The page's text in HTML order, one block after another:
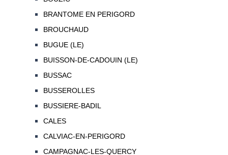
BRANTOME EN PERIGORD
BROUCHAUD
BUGUE (LE)
BUISSON-DE-CADOUIN (LE)
BUSSAC
BUSSEROLLES
BUSSIERE-BADIL
CALES
CALVIAC-EN-PERIGORD
CAMPAGNAC-LES-QUERCY